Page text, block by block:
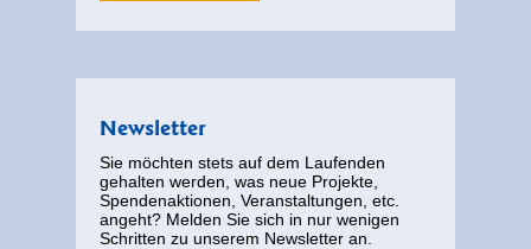
Newsletter
Sie möchten stets auf dem Laufenden
gehalten werden, was neue Projekte,
Spendenaktionen, Veranstaltungen, etc.
angeht? Melden Sie sich in nur wenigen
Schritten zu unserem Newsletter an.